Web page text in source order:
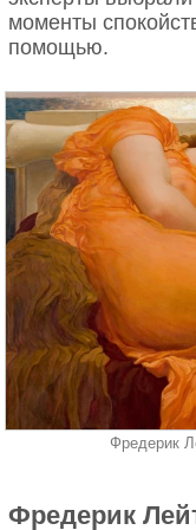
трубку,
непременно
влюбленных
вместе так много
моменты
помощью.
Фредерик
Фредерик